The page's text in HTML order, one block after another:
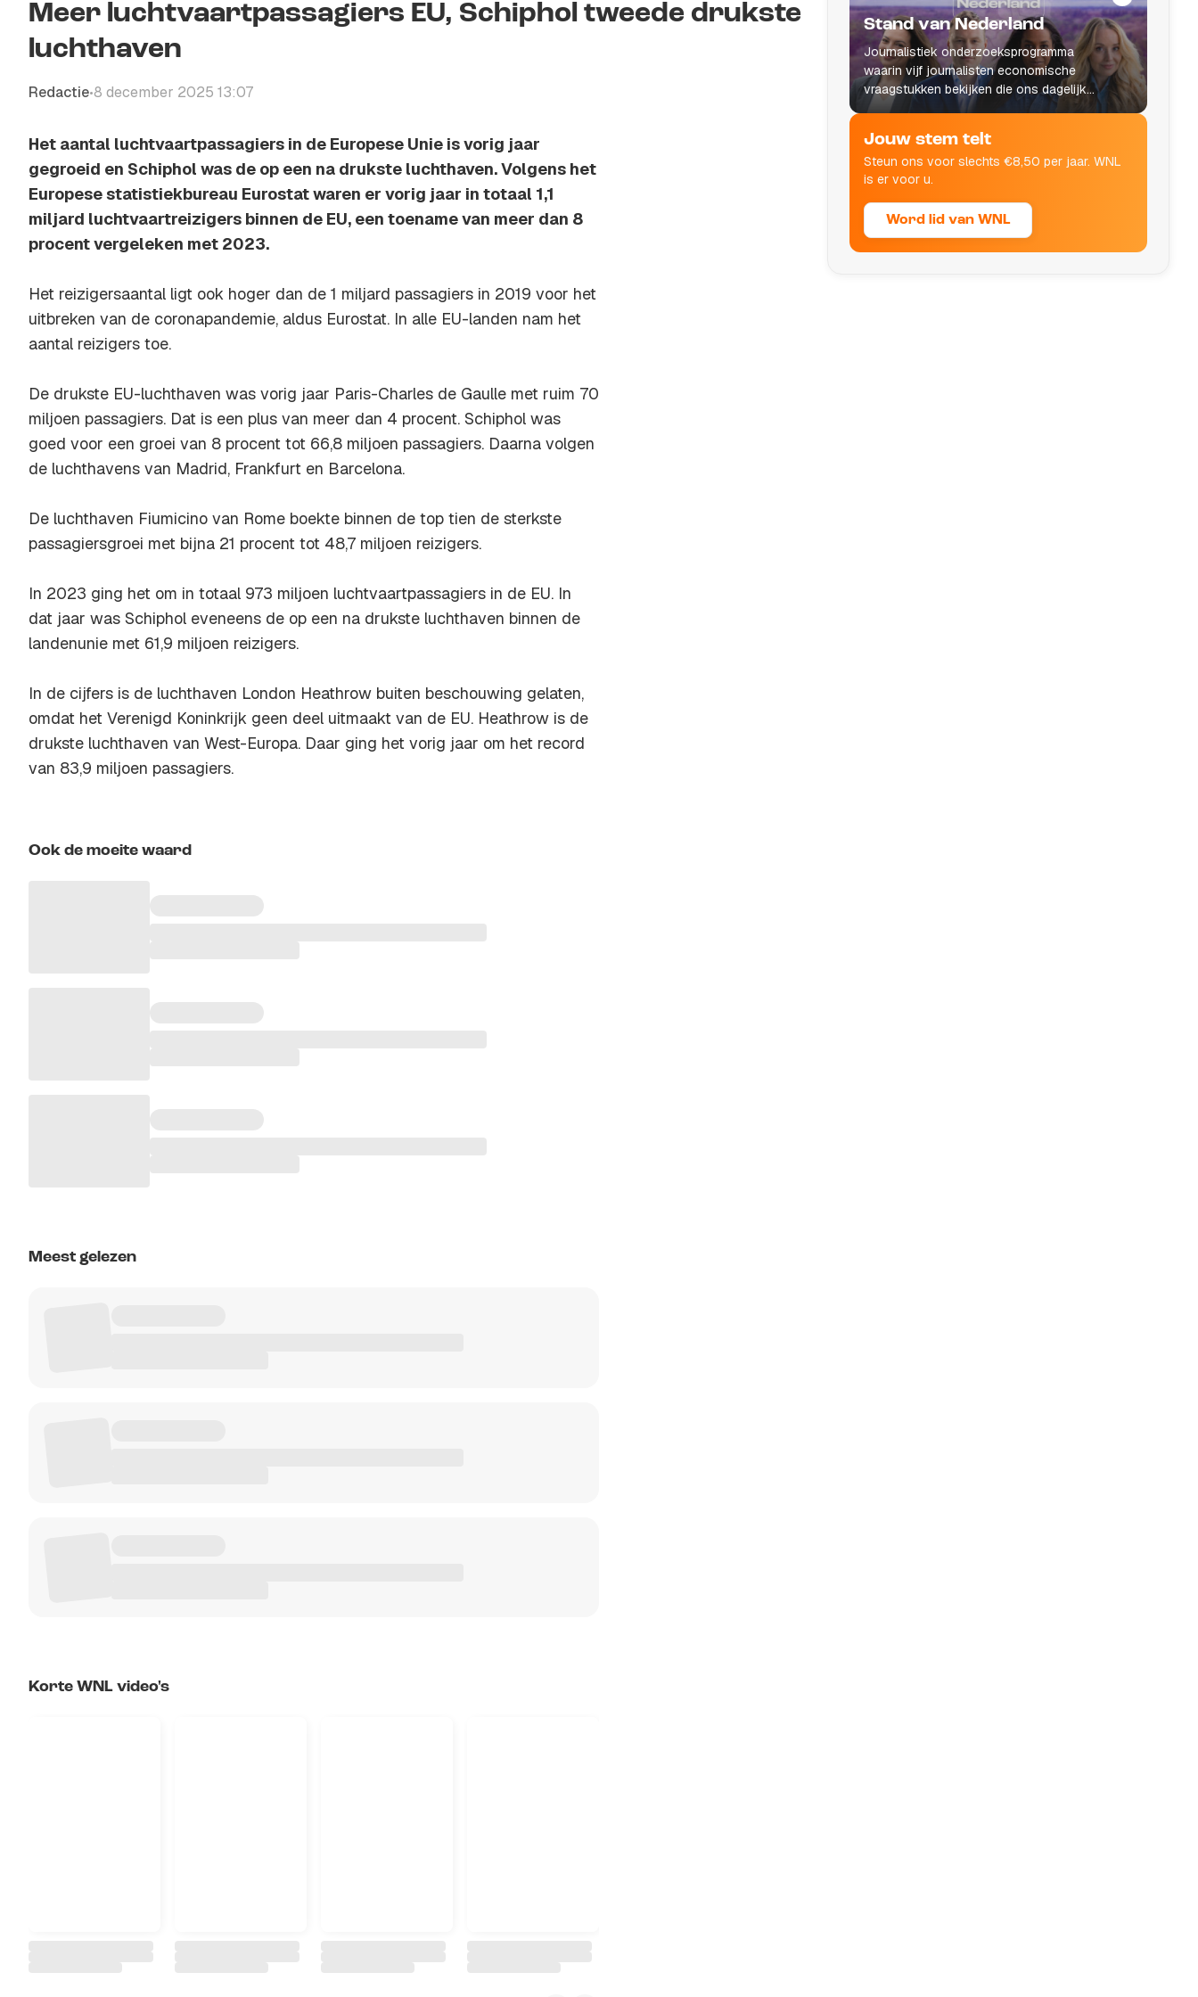
Meer luchtvaartpassagiers EU, Schiphol tweede drukste
luchthaven
Redactie•8 december 2025 13:07
Het aantal luchtvaartpassagiers in de Europese Unie is vorig jaar
gegroeid en Schiphol was de op een na drukste luchthaven. Volgens het
Europese statistiekbureau Eurostat waren er vorig jaar in totaal 1,1
miljard luchtvaartreizigers binnen de EU, een toename van meer dan 8
procent vergeleken met 2023.
Het reizigersaantal ligt ook hoger dan de 1 miljard passagiers in 2019 voor het
uitbreken van de coronapandemie, aldus Eurostat. In alle EU-landen nam het
aantal reizigers toe.
De drukste EU-luchthaven was vorig jaar Paris-Charles de Gaulle met ruim 70
miljoen passagiers. Dat is een plus van meer dan 4 procent. Schiphol was
goed voor een groei van 8 procent tot 66,8 miljoen passagiers. Daarna volgen
de luchthavens van Madrid, Frankfurt en Barcelona.
De luchthaven Fiumicino van Rome boekte binnen de top tien de sterkste
passagiersgroei met bijna 21 procent tot 48,7 miljoen reizigers.
In 2023 ging het om in totaal 973 miljoen luchtvaartpassagiers in de EU. In
dat jaar was Schiphol eveneens de op een na drukste luchthaven binnen de
landenunie met 61,9 miljoen reizigers.
In de cijfers is de luchthaven London Heathrow buiten beschouwing gelaten,
omdat het Verenigd Koninkrijk geen deel uitmaakt van de EU. Heathrow is de
drukste luchthaven van West-Europa. Daar ging het vorig jaar om het record
van 83,9 miljoen passagiers.
Ook de moeite waard
Meest gelezen
Korte WNL video's
Stand van Nederland
Journalistiek onderzoeksprogramma
waarin vijf journalisten economische
vraagstukken bekijken die ons dagelijks
leven raken.
Jouw stem telt
Steun ons voor slechts €8,50 per jaar. WNL
is er voor u.
Word lid van WNL